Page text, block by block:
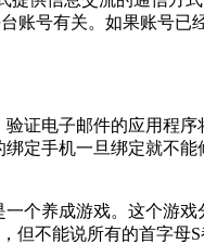
账号有关。如果账号
验证电子邮件的应用程
定手机一旦绑定就不
个养成游戏。这个游戏
但不能说所有的首字母